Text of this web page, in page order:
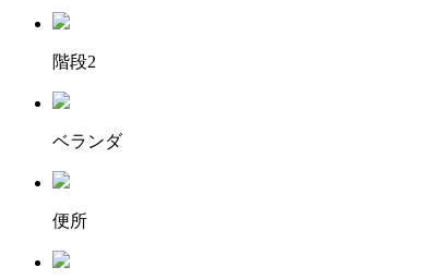
階段2
ベランダ
便所